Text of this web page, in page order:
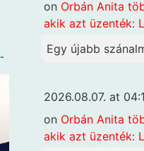
on Orbán Anita
akik azt üzenték:
Egy újabb
2026.08.07. at
on Orbán Anita
akik azt üzenték: